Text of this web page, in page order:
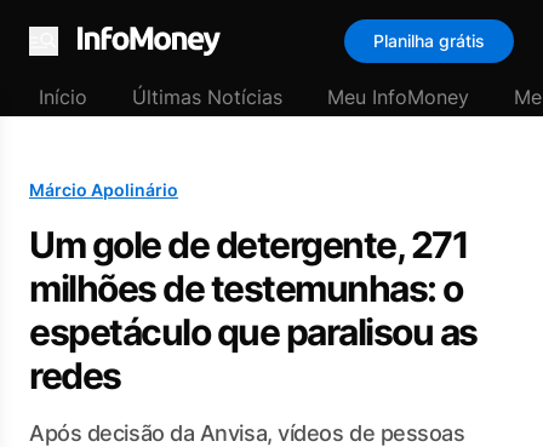
Menu
Planilha grátis
Início Últimas Notícias Meu InfoMoney
Márcio Apolinário
Um gole de detergente, 271
milhões de testemunhas: o
espetáculo que paralisou as
redes
Após decisão da Anvisa, vídeos de pessoas